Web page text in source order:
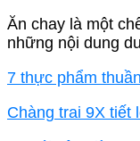
Ăn chay là một
những nội dung
7 thực phẩm
Chàng trai 9X tiết